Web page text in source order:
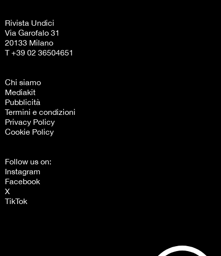
Rivista Undici
Via Garofalo 31
20133 Milano
T +39 02 36504651
Chi siamo
Mediakit
Pubblicità
Termini e condizioni
Privacy Policy
Cookie Policy
Follow us on:
Instagram
Facebook
X
TikTok